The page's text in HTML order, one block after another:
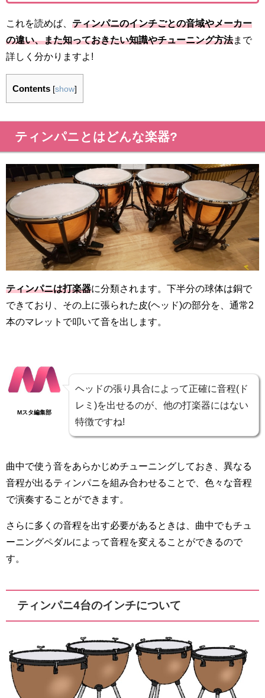
これを読めば、 ティンパニのインチごとの音域やメーカー
の違い、また知っておきたい知識やチューニング方法まで
詳しく分かりますよ!
Contents [show]
ティンパニとはどんな楽器?
ティンパニは打楽器に分類されます。下半分の球体は銅で
できており、その上に張られた皮(ヘッド)の部分を、通常2
本のマレットで叩いて音を出します。
Mスタ編集部
ヘッドの張り具合によって正確に音程(ド
レミ)を出せるのが、他の打楽器にはない
特徴ですね!
曲中で使う音をあらかじめチューニングしておき、異なる
音程が出るティンパニを組み合わせることで、色々な音程
で演奏することができます。
さらに多くの音程を出す必要があるときは、曲中でもチュ
ーニングペダルによって音程を変えることができるので
す。
ティンパニ4台のインチについて